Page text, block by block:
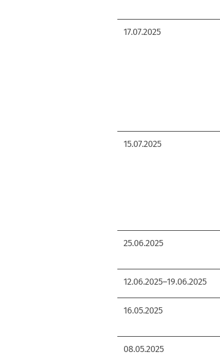
17.07.2025
15.07.2025
25.06.2025
12.06.2025–19.06.2025
16.05.2025
08.05.2025